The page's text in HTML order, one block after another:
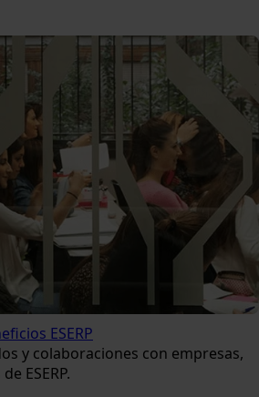
ESERP
y colaboraciones con empresas,
ESERP.